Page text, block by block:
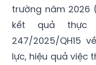
trường năm 2026
kết quả thực
247/2025/QH15
lực, hiệu quả việc